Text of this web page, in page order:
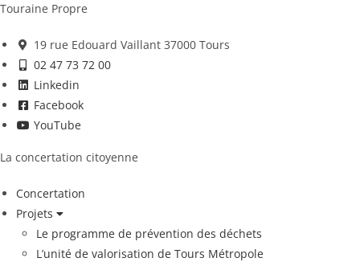
Touraine Propre
19 rue Edouard Vaillant 37000 Tours
02 47 73 72 00
Linkedin
Facebook
YouTube
La concertation citoyenne
Concertation
Projets
Le programme de prévention des déchets
L’unité de valorisation de Tours Métropole